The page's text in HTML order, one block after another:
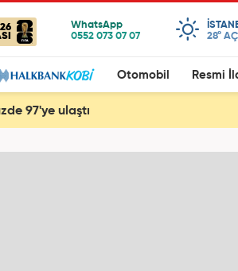
28°
Otomobil Resmi
97'ye ulaştı